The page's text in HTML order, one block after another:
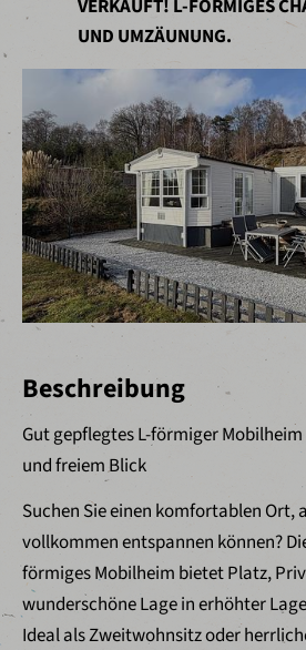
VERKAUFT! L-FÖRMIGES
UND UMZÄUNUNG.
Beschreibung
Gut gepflegtes L-förmiger
und freiem Blick
Suchen Sie einen komfortablen Ort,
vollkommen entspannen können?
förmiges Mobilheim bietet Platz,
wunderschöne Lage in erhöhter
Ideal als Zweitwohnsitz oder